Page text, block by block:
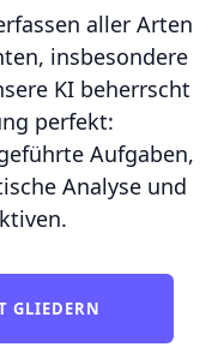
aller Arten
insbesondere
KI beherrscht
perfekt:
Aufgaben,
Analyse und
GLIEDERN